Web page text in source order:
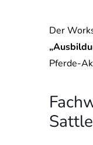
Der
Pferde-